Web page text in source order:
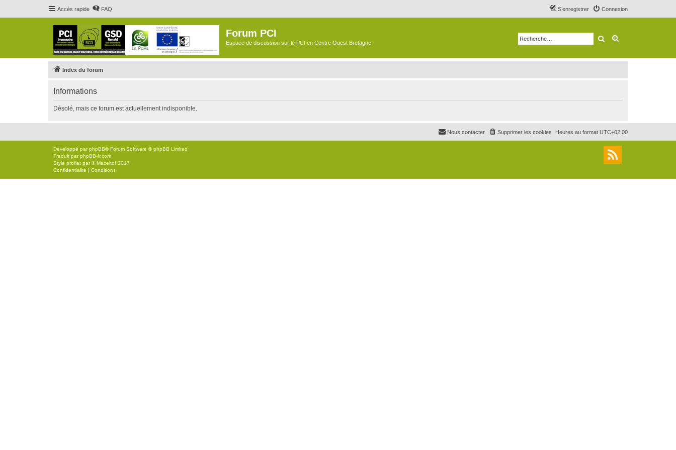
Accès rapide FAQ Connexion
S’enregistrer
Forum PCI
Espace de discussion sur le PCI en Centre Ouest Bretagne Rechercher
Index du forum
Informations
Désolé, mais ce forum est actuellement indisponible.
Heures au format UTC+02:00
Supprimer les cookies
Nous contacter
Développé parphpBB® Forum Software © phpBB Limited
Traduit parphpBB-fr.com
Style proflat par ©Mazeltof 2017
Confidentialité | Conditions